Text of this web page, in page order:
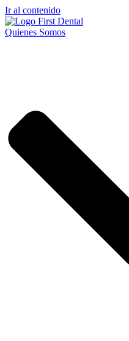
Ir al contenido
Quienes Somos